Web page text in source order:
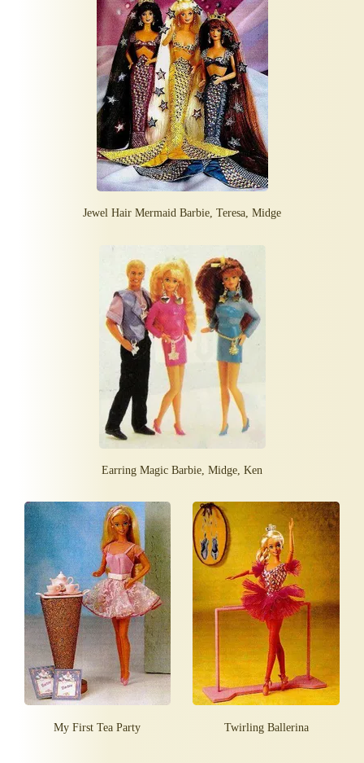
Jewel Hair Mermaid Barbie, Teresa, Midge
Earring Magic Barbie, Midge, Ken
My First Tea Party Twirling Ballerina